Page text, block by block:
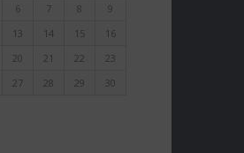
6 7 8
9
13 14 15
16
20 21 22
23
27 28 29 30